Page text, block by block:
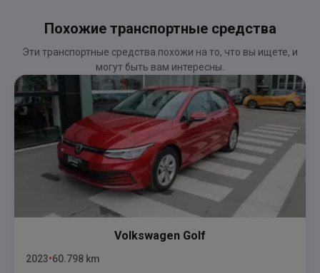
Похожие транспортные средства
Эти транспортные средства похожи на то, что вы ищете, и
могут быть вам интересны.
Volkswagen Golf
2023 60.798 km